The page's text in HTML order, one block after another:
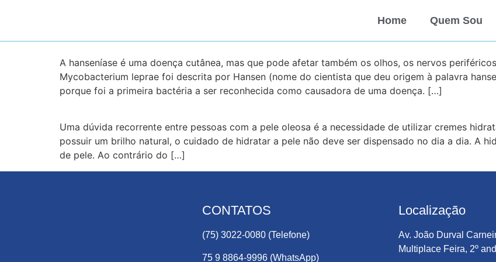
Home Quem Sou
A hanseníase é uma doença cutânea, mas que pode afetar também os olhos, os nervos
Mycobacterium leprae foi descrita por Hansen (nome do cientista que deu origem à palavra
porque foi a primeira bactéria a ser reconhecida como causadora de uma doença. […]
Uma dúvida recorrente entre pessoas com a pele oleosa é a necessidade de utilizar cremes
possuir um brilho natural, o cuidado de hidratar a pele não deve ser dispensado no dia a dia. A
de pele. Ao contrário do […]
CONTATOS
(75) 3022-0080 (Telefone)
75 9 8864-9996 (WhatsApp)
Localização
Av. João Durval
Multiplace Feira, 2º